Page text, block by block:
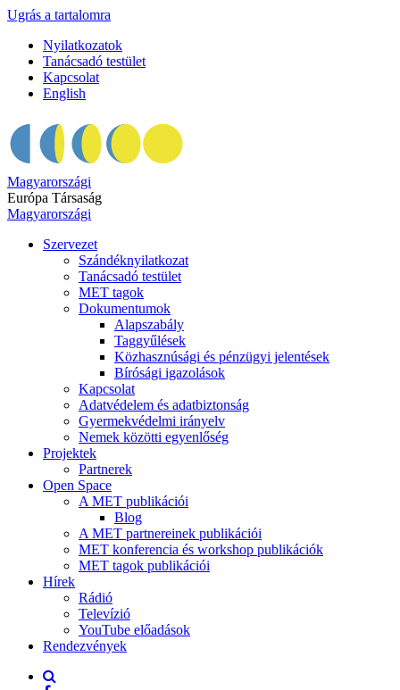
Ugrás a tartalomra
Nyilatkozatok
Tanácsadó testület
Kapcsolat
English
Magyarországi
Európa Társaság
Magyarországi
Szervezet
Szándéknyilatkozat
Tanácsadó testület
MET tagok
Dokumentumok
Alapszabály
Taggyűlések
Közhasznúsági és pénzügyi jelentések
Bírósági igazolások
Kapcsolat
Adatvédelem és adatbiztonság
Gyermekvédelmi irányelv
Nemek közötti egyenlőség
Projektek
Partnerek
Open Space
A MET publikációi
Blog
A MET partnereinek publikációi
MET konferencia és workshop publikációk
MET tagok publikációi
Hírek
Rádió
Televízió
YouTube előadások
Rendezvények